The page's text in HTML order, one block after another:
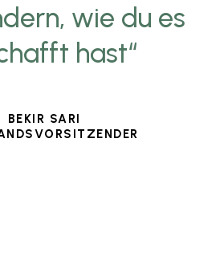
wie du es
hast“
BEKIR SARI